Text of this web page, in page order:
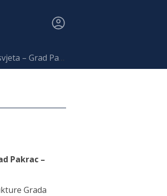
Pakrac – WMS
Pakrac –
Grada